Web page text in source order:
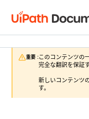
重要 :このコンテンツの
完全な翻訳を保証
新しいコンテンツ
す。